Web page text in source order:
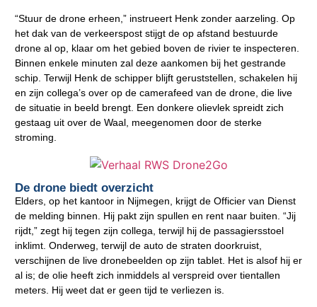
“Stuur de drone erheen,” instrueert Henk zonder aarzeling. Op
het dak van de verkeerspost stijgt de op afstand bestuurde
drone al op, klaar om het gebied boven de rivier te inspecteren.
Binnen enkele minuten zal deze aankomen bij het gestrande
schip. Terwijl Henk de schipper blijft geruststellen, schakelen hij
en zijn collega’s over op de camerafeed van de drone, die live
de situatie in beeld brengt. Een donkere olievlek spreidt zich
gestaag uit over de Waal, meegenomen door de sterke
stroming.
De drone biedt overzicht
Elders, op het kantoor in Nijmegen, krijgt de Officier van Dienst
de melding binnen. Hij pakt zijn spullen en rent naar buiten. “Jij
rijdt,” zegt hij tegen zijn collega, terwijl hij de passagiersstoel
inklimt. Onderweg, terwijl de auto de straten doorkruist,
verschijnen de live dronebeelden op zijn tablet. Het is alsof hij er
al is; de olie heeft zich inmiddels al verspreid over tientallen
meters. Hij weet dat er geen tijd te verliezen is.